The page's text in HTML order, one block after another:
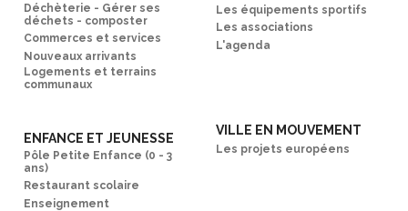
Déchèterie - Gérer ses
déchets - composter
Commerces et services
Nouveaux arrivants
Logements et terrains
communaux
Les équipements sportifs
Les associations
L'agenda
ENFANCE ET JEUNESSE
Pôle Petite Enfance (0 - 3
ans)
Restaurant scolaire
Enseignement
VILLE EN MOUVEMENT
Les projets européens